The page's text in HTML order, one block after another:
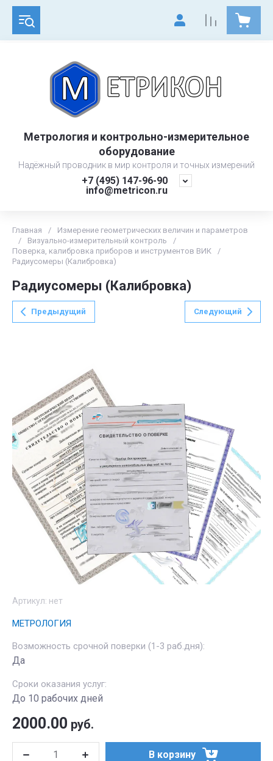
Метрология и контрольно-измерительное
оборудование
Надёжный проводник в мир контроля и точных измерений
+7 (495) 147-96-90
info@metricon.ru
Главная /
Измерение геометрических величин и параметров
/
Визуально-измерительный контроль
/
Поверка, калибровка приборов и инструментов ВИК
/
Радиусомеры (Калибровка)
Радиусомеры (Калибровка)
Предыдущий Следующий
Артикул: нет
МЕТРОЛОГИЯ
Возможность срочной поверки (1-3 раб.дня):
Да
Сроки оказания услуг:
До 10 рабочих дней
2000.00 руб.
В корзину